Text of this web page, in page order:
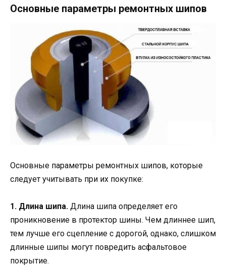
Основные параметры ремонтных шипов
Основные параметры ремонтных шипов, которые
следует учитывать при их покупке:
1. Длина шипа. Длина шипа определяет его
проникновение в протектор шины. Чем длиннее шип,
тем лучше его сцепление с дорогой, однако, слишком
длинные шипы могут повредить асфальтовое
покрытие.